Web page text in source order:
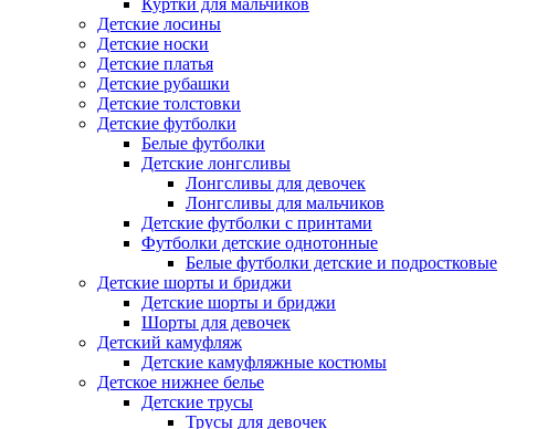
Куртки для мальчиков
Детские лосины
Детские носки
Детские платья
Детские рубашки
Детские толстовки
Детские футболки
Белые футболки
Детские лонгсливы
Лонгсливы для девочек
Лонгсливы для мальчиков
Детские футболки с принтами
Футболки детские однотонные
Белые футболки детские и подростковые
Детские шорты и бриджи
Детские шорты и бриджи
Шорты для девочек
Детский камуфляж
Детские камуфляжные костюмы
Детское нижнее белье
Детские трусы
Трусы для девочек